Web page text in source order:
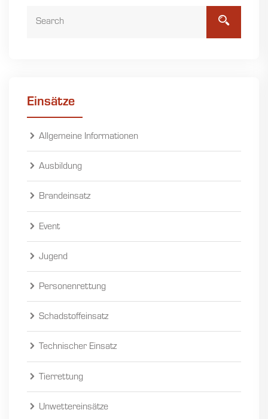
Einsätze
Allgemeine Informationen
Ausbildung
Brandeinsatz
Event
Jugend
Personenrettung
Schadstoffeinsatz
Technischer Einsatz
Tierrettung
Unwettereinsätze